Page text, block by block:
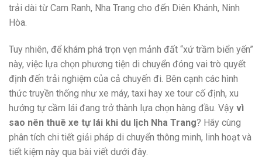
trải dài từ Cam Ranh, Nha Trang cho đến Diên Khánh, Ninh
Hòa.
Tuy nhiên, để khám phá trọn vẹn mảnh đất “xứ trầm biển yến”
này, việc lựa chọn phương tiện di chuyển đóng vai trò quyết
định đến trải nghiệm của cả chuyến đi. Bên cạnh các hình
thức truyền thống như xe máy, taxi hay xe tour cố định, xu
hướng tự cầm lái đang trở thành lựa chọn hàng đầu. Vậy vì
sao nên thuê xe tự lái khi du lịch Nha Trang? Hãy cùng
phân tích chi tiết giải pháp di chuyển thông minh, linh hoạt và
tiết kiệm này qua bài viết dưới đây.